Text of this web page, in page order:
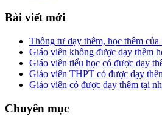
Bài viết mới
Thông tư dạy thêm, học thêm
Giáo viên không được dạy thêm
Giáo viên tiểu học có được dạy
Giáo viên THPT có được dạy
Giáo viên có được dạy thêm tại
Chuyên mục